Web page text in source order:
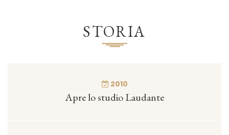
STORIA
2010
Apre lo studio Laudante